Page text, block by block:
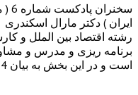
ایران ) دکتر مارال
رشته اقتصاد بین الملل و
برنامه ریزی و مدرس و
است و در این بخش به بیان 4 مورد از مهمترین اثرات […]